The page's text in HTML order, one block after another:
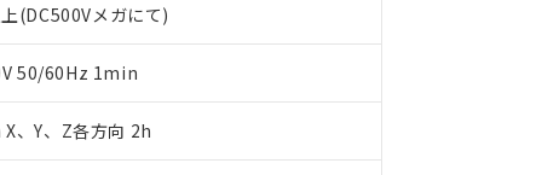
(DC500Vメガにて)
50/60Hz 1min
、Y、Z各方向 2h
ます。
質）の非含有証明書
書（当社基準）
点で非含有を証明するもので、過去に遡って非含有を証明するも
欄に対応日を記載しておりました。
への在庫切替を完了していることから、特段のことがない限り、